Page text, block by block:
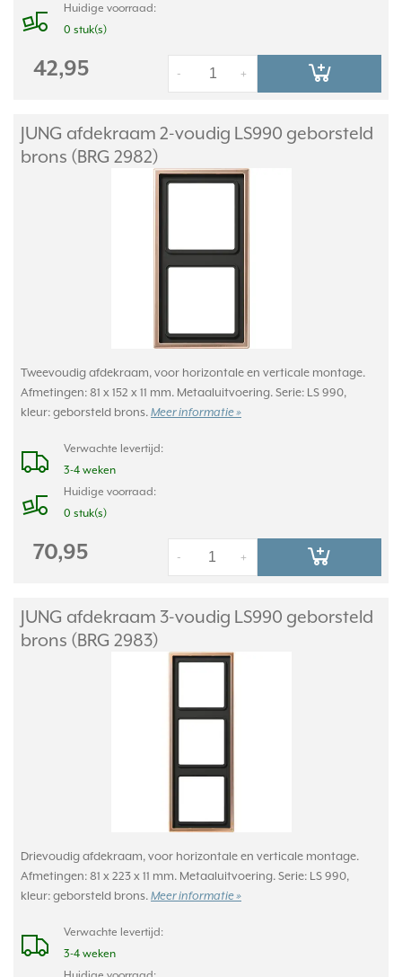
Huidige voorraad:
0 stuk(s)
42,95 +
-
JUNG afdekraam 2-voudig LS990 geborsteld
brons (BRG 2982)
Tweevoudig afdekraam, voor horizontale en verticale montage.
Afmetingen: 81 x 152 x 11 mm. Metaaluitvoering. Serie: LS 990,
kleur: geborsteld brons. Meer informatie »
Verwachte levertijd:
3-4 weken
Huidige voorraad:
0 stuk(s)
70,95 +
-
JUNG afdekraam 3-voudig LS990 geborsteld
brons (BRG 2983)
Drievoudig afdekraam, voor horizontale en verticale montage.
Afmetingen: 81 x 223 x 11 mm. Metaaluitvoering. Serie: LS 990,
kleur: geborsteld brons. Meer informatie »
Verwachte levertijd:
3-4 weken